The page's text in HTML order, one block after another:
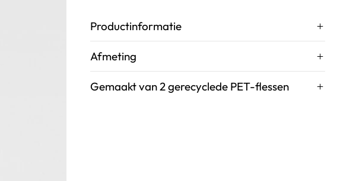
Productinformatie
Afmeting
Gemaakt van 2 gerecyclede PET-flessen